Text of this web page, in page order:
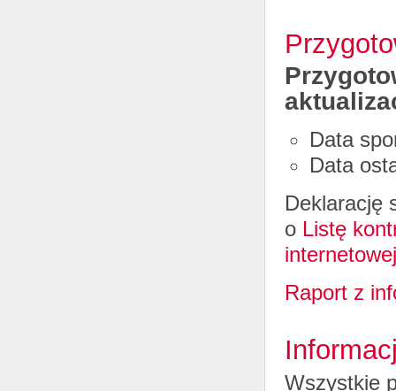
Data
Data
Deklarację
o Listę
Raport z
Wszystkie